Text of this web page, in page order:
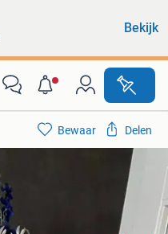
Bekijk
Bewaar Delen